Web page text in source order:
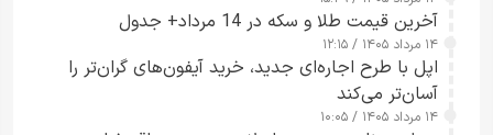
آخرین قیمت طلا و سکه در 14 مرداد+ جدول
۱۴ مرداد ۱۴۰۵ / ۱۲:۱۵
اپل با طرح اجاره‌ای جدید، خرید آیفون‌های گران‌تر را
آسان‌تر می‌کند
۱۴ مرداد ۱۴۰۵ / ۱۰:۰۵